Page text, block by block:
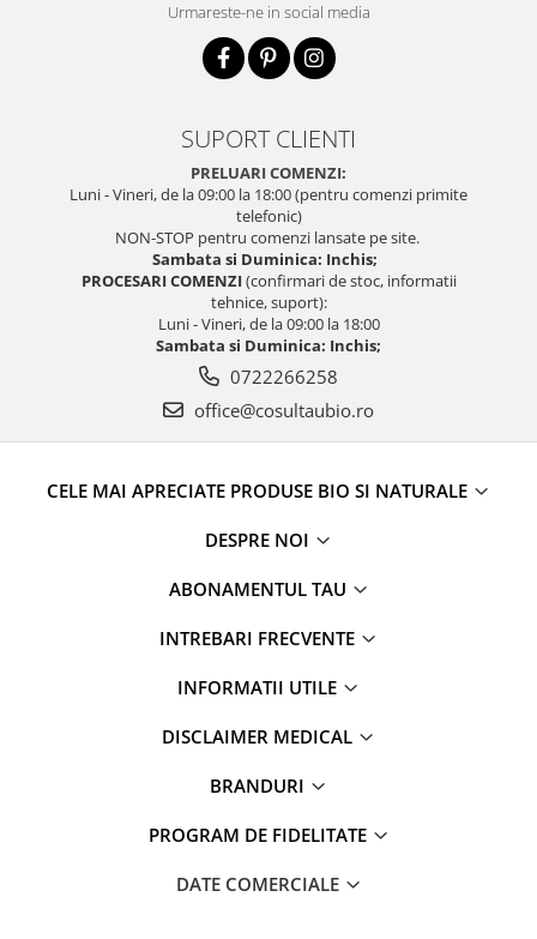
Urmareste-ne in social media
SUPORT CLIENTI
PRELUARI COMENZI:
Luni - Vineri, de la 09:00 la 18:00 (pentru comenzi primite
telefonic)
NON-STOP pentru comenzi lansate pe site.
Sambata si Duminica: Inchis;
PROCESARI COMENZI(confirmari de stoc, informatii
tehnice, suport):
Luni - Vineri, de la 09:00 la 18:00
Sambata si Duminica: Inchis;
0722266258
office@cosultaubio.ro
CELE MAI APRECIATE PRODUSE BIO SI NATURALE
DESPRE NOI
ABONAMENTUL TAU
INTREBARI FRECVENTE
INFORMATII UTILE
DISCLAIMER MEDICAL
BRANDURI
PROGRAM DE FIDELITATE
DATE COMERCIALE